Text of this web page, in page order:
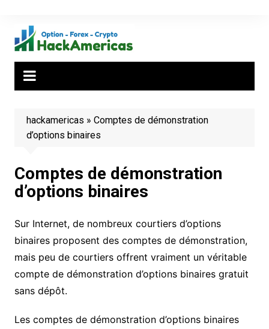
contenu
hackamericas » Comptes de démonstration
d’options binaires
Comptes de démonstration
d’options binaires
Sur Internet, de nombreux courtiers d’options
binaires proposent des comptes de démonstration,
mais peu de courtiers offrent vraiment un véritable
compte de démonstration d’options binaires gratuit
sans dépôt.
Les comptes de démonstration d’options binaires